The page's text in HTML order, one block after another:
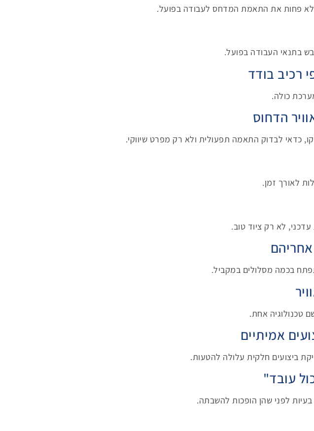
לא פחות את התאמת המדחס לעבודה בפועל.
בתנאי העבודה בפועל.
רכיב בודד
כולה.
הדחוס
כדאי לבדוק התאמה תפעולית ולא רק מפרט שיווקי.
לאורך זמן.
לא רק ציוד טוב.
טכנולוגיה אחת.
אמיתיים
ביצועים חלקית עלולה להטעות.
עובד"
בעיות לפני שהן הופכות להשבתה.